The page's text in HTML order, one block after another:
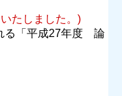
たしました。)
る「平成27年度 論